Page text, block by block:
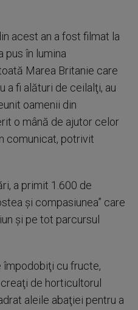
acest an a fost filmat la
pus în lumina
Marea Britanie care
a fi alături de ceilalţi, au
oamenii din
o mână de ajutor celor
comunicat, potrivit
a primit 1.600 de
şi compasiunea” care
şi pe tot parcursul
împodobiţi cu fructe,
de horticultorul
aleile abaţiei pentru a